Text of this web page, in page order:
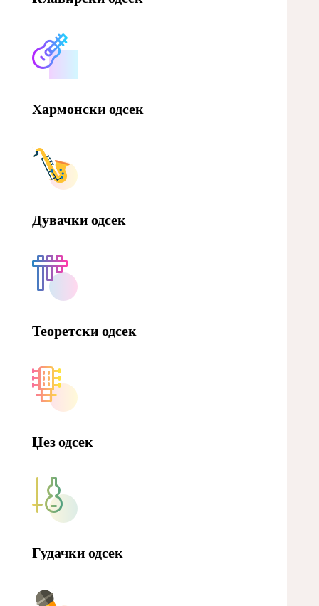
Хармонски одсек
Дувачки одсек
Теоретски одсек
Џез одсек
Гудачки одсек